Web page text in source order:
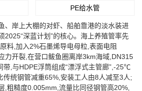
PE给水管
岸上大棚的对虾、船舶靠港的淡水装进
2025“深蓝计划”的核心。海上养殖管率先
料,加入2%石墨烯导电母粒,表面电阻
力开裂,在营口鲅鱼圈离岸3km海域,DN315
带,与HDPE浮筒组成“漂浮式主管廊”,-25℃
传统钢管减重65%,安装工人由8人减至3人;
,粗糙度0.005mm,流量比同径钢管高20%,